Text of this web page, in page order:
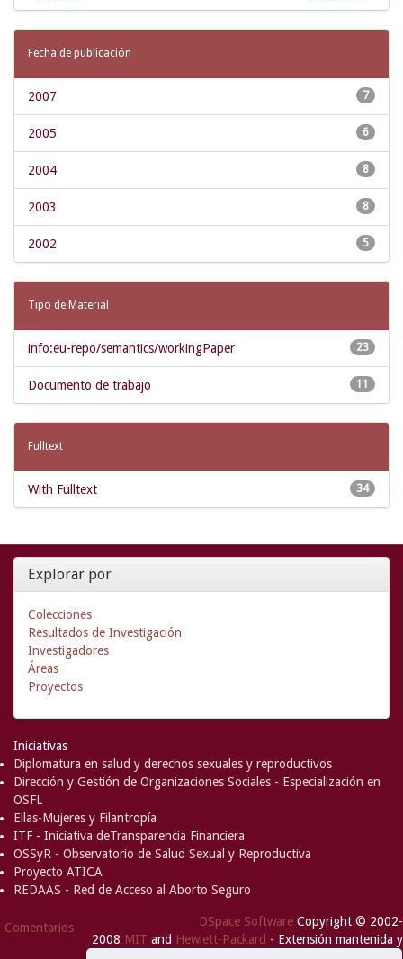
Fecha de publicación
7
2007
6
2005
8
2004
8
2003
5
2002
Tipo de Material
23
info:eu-repo/semantics/workingPaper
11
Documento de trabajo
Fulltext
34
With Fulltext
Explorar por
Colecciones
Resultados de Investigación
Investigadores
Áreas
Proyectos
Iniciativas
Diplomatura en salud y derechos sexuales y reproductivos
Dirección y Gestión de Organizaciones Sociales - Especialización en
OSFL
Ellas-Mujeres y Filantropía
ITF - Iniciativa deTransparencia Financiera
OSSyR - Observatorio de Salud Sexual y Reproductiva
Proyecto ATICA
REDAAS - Red de Acceso al Aborto Seguro
Comentarios DSpace Software Copyright © 2002-
2008 MIT and Hewlett-Packard - Extensión mantenida y